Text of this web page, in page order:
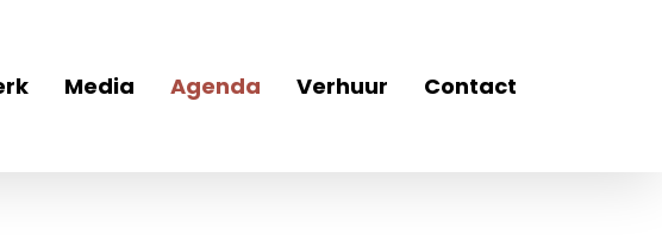
Media Agenda Verhuur Contact